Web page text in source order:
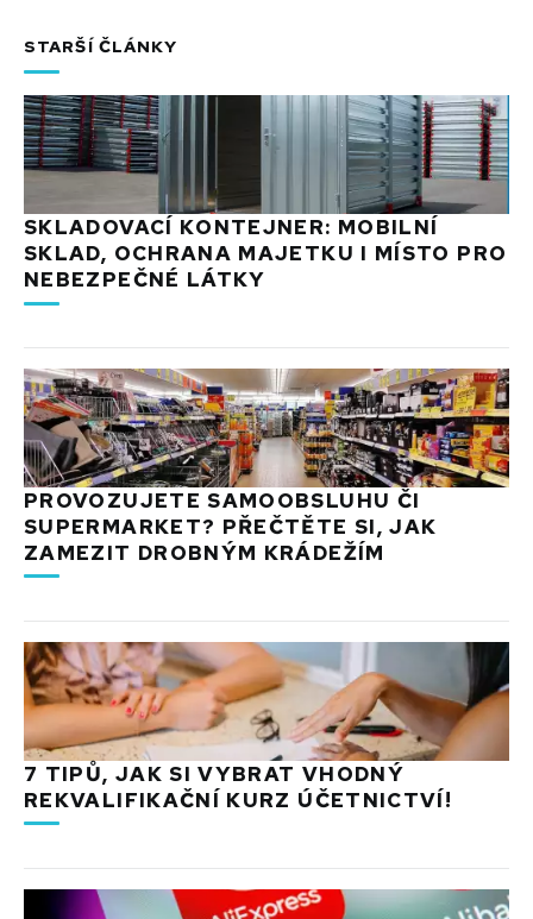
STARŠÍ ČLÁNKY
SKLADOVACÍ KONTEJNER: MOBILNÍ
SKLAD, OCHRANA MAJETKU I MÍSTO PRO
NEBEZPEČNÉ LÁTKY
PROVOZUJETE SAMOOBSLUHU ČI
SUPERMARKET? PŘEČTĚTE SI, JAK
ZAMEZIT DROBNÝM KRÁDEŽÍM
7 TIPŮ, JAK SI VYBRAT VHODNÝ
REKVALIFIKAČNÍ KURZ ÚČETNICTVÍ!